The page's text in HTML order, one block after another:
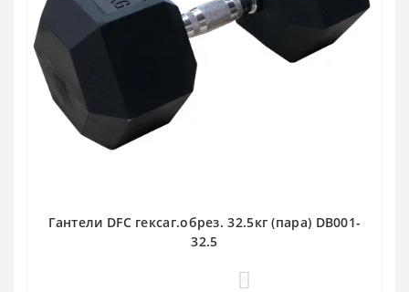
Гантели DFC гексаг.обрез. 32.5кг (пара) DB001-
32.5